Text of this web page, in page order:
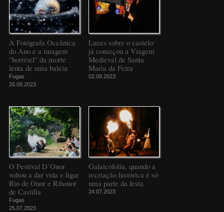
A Fotógrafa Oceânica
do Ano e a imagem
"horrível" da morte
lenta de uma baleia
Fugas
26.09.2023
Luzes sobre o castelo:
já começou a Viagem
Medieval de Santa
Maria da Feira
02.08.2023
O Festival D’Onor
voltou a dar vida e ligar
Rio de Onor e Rihonor
de Castilla
Fugas
25.07.2023
Galaicofolia, quando a
recriação histórica é só
uma parte da festa
24.07.2023